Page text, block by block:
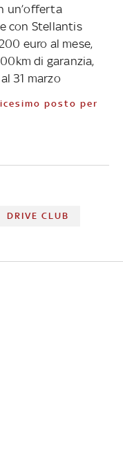
un’offerta
con Stellantis
euro al mese,
di garanzia,
31 marzo
DRIVE CLUB